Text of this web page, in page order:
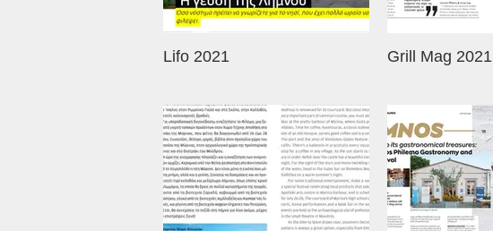
Lifo 2021 Grill Mag 2021